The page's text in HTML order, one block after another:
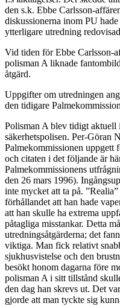
den s.k. Ebbe Carlsson-
diskussionerna inom PU
ytterligare utredning
Vid tiden för Ebbe Carlsson-
polisman A liknade
åtgärd.
Uppgifter om utredningen
den tidigare
Polisman A blev tidigt aktuell
säkerhetspolisen. Per-Göran
Palmekommissionen uppgett
och citaten i det följande är
Palmekommissionens
den 26 mars 1996).
inte mycket att ta på.
förhållandet att han hade
att han skulle ha extrema
påtagliga misstankar. Detta
utredningsåtgärderna; det
viktiga. Man fick relativt
sjukhusvistelse och den
besökt honom dagarna före
polisman A i sitt tillstånd
den dag han skrevs ut. Det
gjorde att man tyckte sig